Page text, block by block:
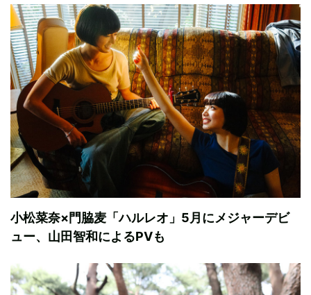
小松菜奈×門脇麦「ハルレオ」5月にメジャーデビ
ュー、山田智和によるPVも